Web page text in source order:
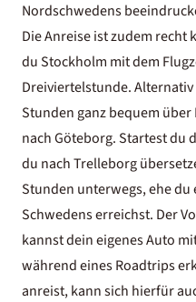
Nordschwedens
Die Anreise ist zudem recht
du Stockholm mit dem
Dreiviertelstunde.
Stunden ganz bequem über
nach Göteborg. Startest du
du nach Trelleborg
Stunden unterwegs, ehe du
Schwedens erreichst. Der
kannst dein eigenes Auto
während eines Roadtrips
anreist, kann sich hierfür